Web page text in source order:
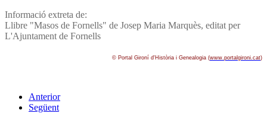
Informació extreta de:
Llibre "Masos de Fornells" de Josep Maria Marquès, editat per
L'Ajuntament de Fornells
© Portal Gironí­ d'Història i Genealogia (www.portalgironi.cat)
Anterior
Següent